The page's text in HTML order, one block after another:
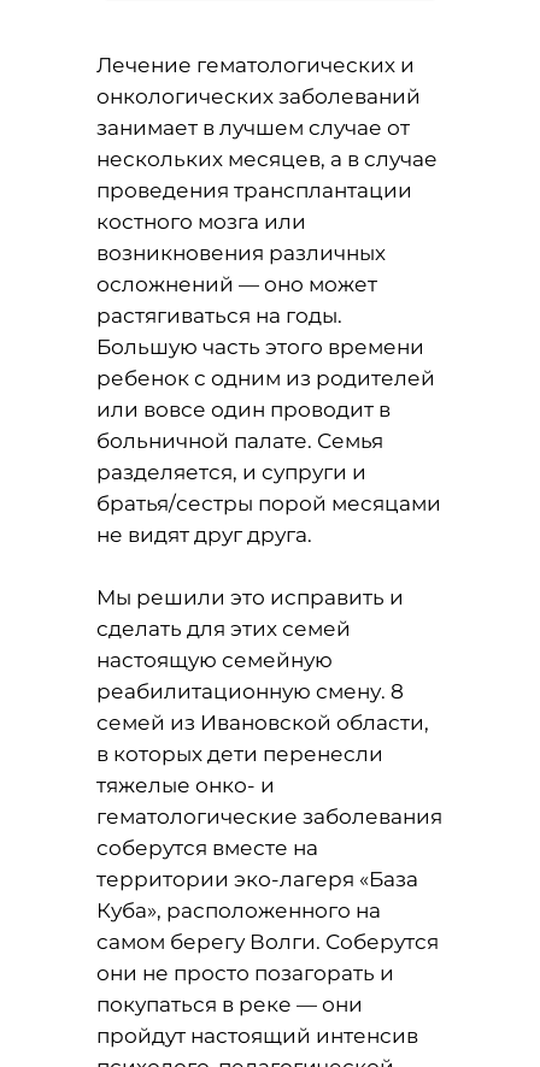
Лечение гематологических и
онкологических заболеваний
занимает в лучшем случае от
нескольких месяцев, а в случае
проведения трансплантации
костного мозга или
возникновения различных
осложнений — оно может
растягиваться на годы.
Большую часть этого времени
ребенок с одним из родителей
или вовсе один проводит в
больничной палате. Семья
разделяется, и супруги и
братья/сестры порой месяцами
не видят друг друга.
Мы решили это исправить и
сделать для этих семей
настоящую семейную
реабилитационную смену. 8
семей из Ивановской области,
в которых дети перенесли
тяжелые онко- и
гематологические заболевания
соберутся вместе на
территории эко-лагеря «База
Куба», расположенного на
самом берегу Волги. Соберутся
они не просто позагорать и
покупаться в реке — они
пройдут настоящий интенсив